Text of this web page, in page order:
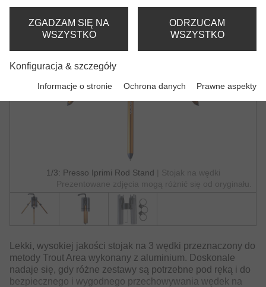
1/3: Presso Iprimi Rod Stand
| Stojak na wędki
Prezentowane zdjęcia mogą różnić się od oryginału.
Lekki, wysokiej jakości stojak na 3 wędki przeznaczony do
metody Trout Area wykonany z aluminium. Doskonale
nadaje się, gdy różne zestawy są potrzebne pod ręką i do
bezpiecznego i wygodnego przechowywania wędek na
ZGADZAM SIĘ NA
WSZYSTKO
ODRZUCAM
WSZYSTKO
Konfiguracja & szczegóły
Informacje o stronie Ochrona danych Prawne aspekty